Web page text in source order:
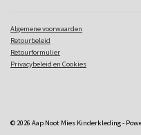
Algemene voorwaarden
Retourbeleid
Retourformulier
Privacybeleid en Cookies
© 2026 Aap Noot Mies Kinderkleding -